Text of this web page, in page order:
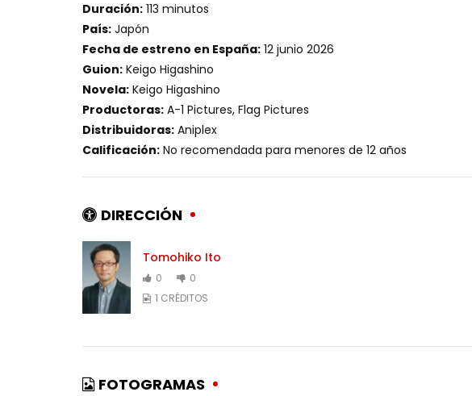
Duración: 113 minutos
País: Japón
Fecha de estreno en España: 12 junio 2026
Guion: Keigo Higashino
Novela: Keigo Higashino
Productoras: A-1 Pictures, Flag Pictures
Distribuidoras: Aniplex
Calificación: No recomendada para menores de 12 años
DIRECCIÓN
Tomohiko Ito
0
0
1 CRÉDITOS
FOTOGRAMAS